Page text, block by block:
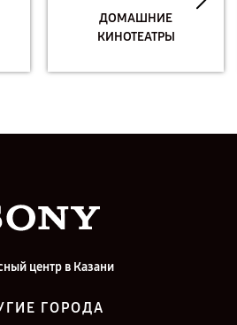
ДОМАШНИЕ
КИНОТЕАТРЫ
центр в Казани
ГОРОДА